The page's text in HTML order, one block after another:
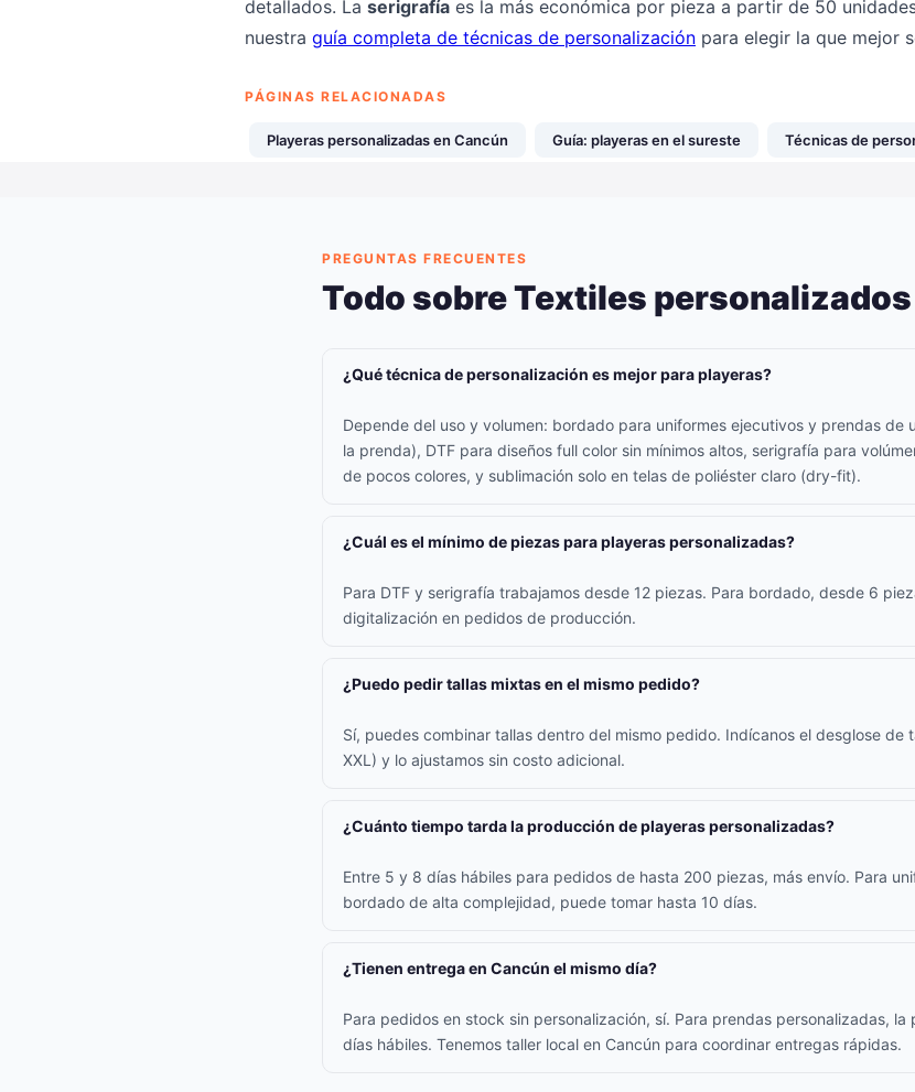
detallados. La serigrafía es la más económica por pieza a partir de 50
nuestra guía completa de técnicas de personalización para elegir la que mejor
PÁGINAS RELACIONADAS
Playeras personalizadas en Cancún Guía: playeras en el sureste Técnicas de
PREGUNTAS FRECUENTES
Todo sobre Textiles personalizados
¿Qué técnica de personalización es mejor para playeras?
Depende del uso y volumen: bordado para uniformes ejecutivos y prendas de
la prenda), DTF para diseños full color sin mínimos altos, serigrafía para
de pocos colores, y sublimación solo en telas de poliéster claro (dry-fit).
¿Cuál es el mínimo de piezas para playeras personalizadas?
Para DTF y serigrafía trabajamos desde 12 piezas. Para bordado, desde 6
digitalización en pedidos de producción.
¿Puedo pedir tallas mixtas en el mismo pedido?
Sí, puedes combinar tallas dentro del mismo pedido. Indícanos el desglose de
XXL) y lo ajustamos sin costo adicional.
¿Cuánto tiempo tarda la producción de playeras personalizadas?
Entre 5 y 8 días hábiles para pedidos de hasta 200 piezas, más envío. Para
bordado de alta complejidad, puede tomar hasta 10 días.
¿Tienen entrega en Cancún el mismo día?
Para pedidos en stock sin personalización, sí. Para prendas personalizadas,
días hábiles. Tenemos taller local en Cancún para coordinar entregas rápidas.